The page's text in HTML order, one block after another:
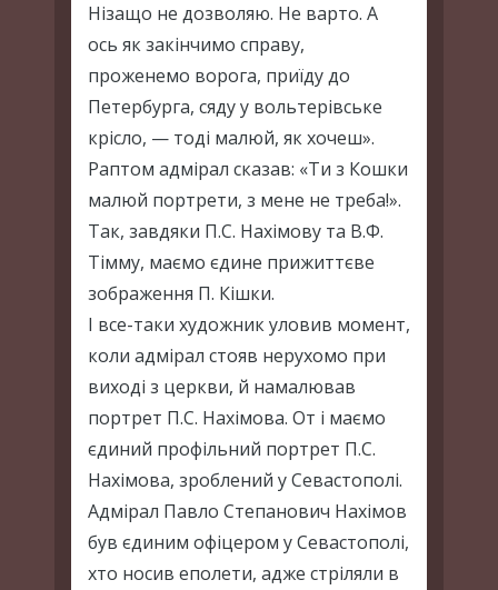
Нізащо не дозволяю. Не варто. А
ось як закінчимо справу,
проженемо ворога, приїду до
Петербурга, сяду у вольтерівське
крісло, — тоді малюй, як хочеш».
Раптом адмірал сказав: «Ти з Кошки
малюй портрети, з мене не треба!».
Так, завдяки П.С. Нахімову та В.Ф.
Тімму, маємо єдине прижиттєве
зображення П. Кішки.
І все-таки художник уловив момент,
коли адмірал стояв нерухомо при
виході з церкви, й намалював
портрет П.С. Нахімова. От і маємо
єдиний профільний портрет П.С.
Нахімова, зроблений у Севастополі.
Адмірал Павло Степанович Нахімов
був єдиним офіцером у Севастополі,
хто носив еполети, адже стріляли в